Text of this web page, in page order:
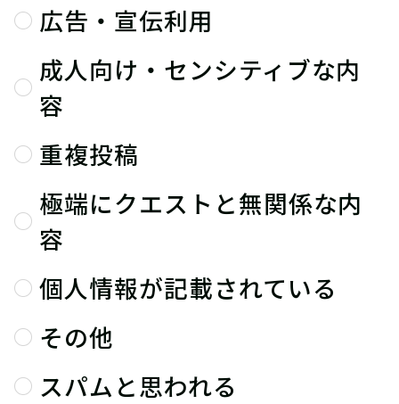
広告・宣伝利用
成人向け・センシティブな内
容
重複投稿
極端にクエストと無関係な内
容
個人情報が記載されている
その他
スパムと思われる